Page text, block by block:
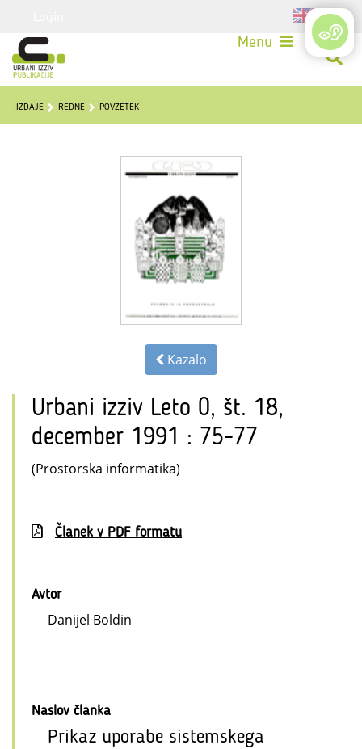
Menu
IZDAJE REDNE POVZETEK
Kazalo
Urbani izziv Leto 0, št. 18,
december 1991 : 75-77
(Prostorska informatika)
Članek v PDF formatu
Avtor
Danijel Boldin
Naslov članka
Prikaz uporabe sistemskega